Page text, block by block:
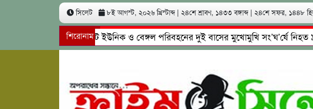
সিলেট ৮ই আগস্ট, ২০২৬ খ্রিস্টাব্দ | ২৪শে শ্রাবণ, ১৪৩৩ বঙ্গাব্দ | ২৪শে সফর, ১৪৪৮
শিরোনাম
সিলেটে ইউনিক ও বেঙ্গল পরিবহনের দুই বাসের মুখোমুখি সং’ঘ’র্ষে নিহত ৯
গোয়াইনঘাটে প্রেমের ফাঁদে তরুণী পাচার: মাদকাসক্ত রিমালকে গ্রেপ্তারের দাবি